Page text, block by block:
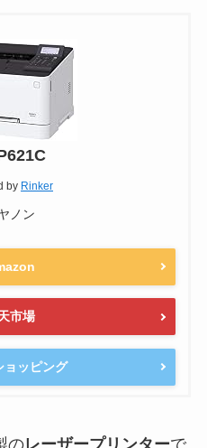
by Rinker
ノン
市場
ッピング
のレーザープリンターで